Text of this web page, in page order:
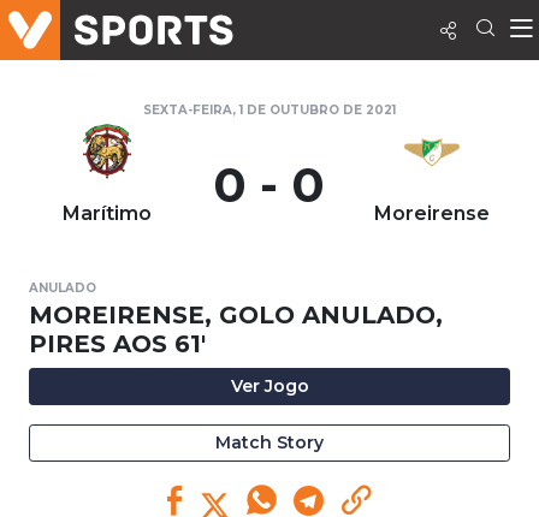
SEXTA-FEIRA, 1 DE OUTUBRO DE 2021
Marítimo 0 - 0 Moreirense
ANULADO
MOREIRENSE, GOLO ANULADO,
PIRES AOS 61'
Ver Jogo
Match Story